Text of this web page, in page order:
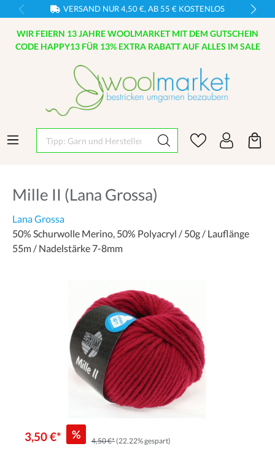
VERSAND NUR 4,50 €, AB 55 € KOSTENLOS
WIR FEIERN 13 JAHRE WOOLMARKET MIT DEM GUTSCHEIN
CODE HAPPY13 FÜR 13% EXTRA RABATT AUF ALLES IM SALE
Tipp: Garn und Hersteller eingeben
Mille II (Lana Grossa)
Lana Grossa
50% Schurwolle Merino, 50% Polyacryl / 50g / Lauflänge
55m / Nadelstärke 7-8mm
3,50 €* % 4,50 €*(22.22% gespart)